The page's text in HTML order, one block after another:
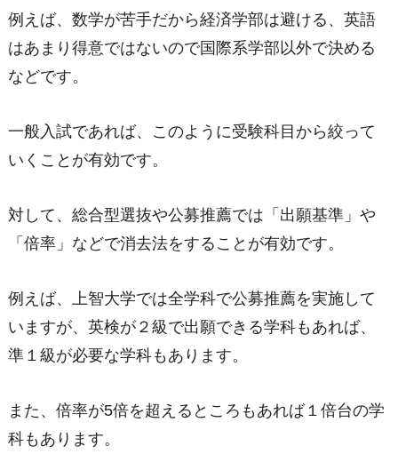
例えば、数学が苦手だから経済学部は避ける、英語
はあまり得意ではないので国際系学部以外で決める
などです。
一般入試であれば、このように受験科目から絞って
いくことが有効です。
対して、総合型選抜や公募推薦では「出願基準」や
「倍率」などで消去法をすることが有効です。
例えば、上智大学では全学科で公募推薦を実施して
いますが、英検が２級で出願できる学科もあれば、
準１級が必要な学科もあります。
また、倍率が5倍を超えるところもあれば１倍台の学
科もあります。